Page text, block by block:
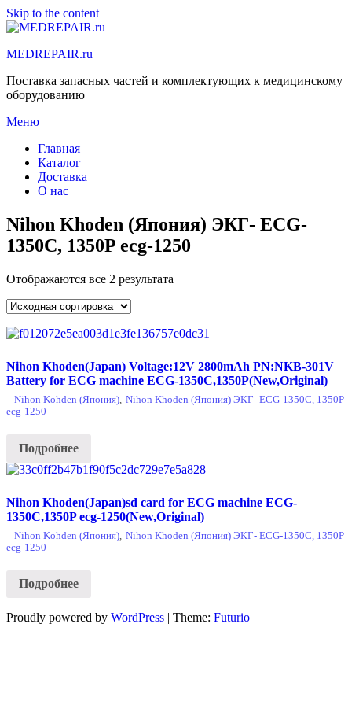
Skip to the content
MEDREPAIR.ru
Поставка запасных частей и комплектующих к медицинскому
оборудованию
Меню
Главная
Каталог
Доставка
О нас
Nihon Khoden (Япония) ЭКГ- ECG-
1350C, 1350P ecg-1250
Отображаются все 2 результата
Nihon Khoden(Japan) Voltage:12V 2800mAh PN:NKB-301V
Battery for ECG machine ECG-1350C,1350P(New,Original)
Nihon Kohden (Япония), Nihon Khoden (Япония) ЭКГ- ECG-1350C, 1350P
ecg-1250
Подробнее
Nihon Khoden(Japan)sd card for ECG machine ECG-
1350C,1350P ecg-1250(New,Original)
Nihon Kohden (Япония) Nihon Khoden (Япония) ЭКГ- ECG-1350C, 1350P
ecg-1250
Подробнее
Proudly powered by WordPress | Theme: Futurio